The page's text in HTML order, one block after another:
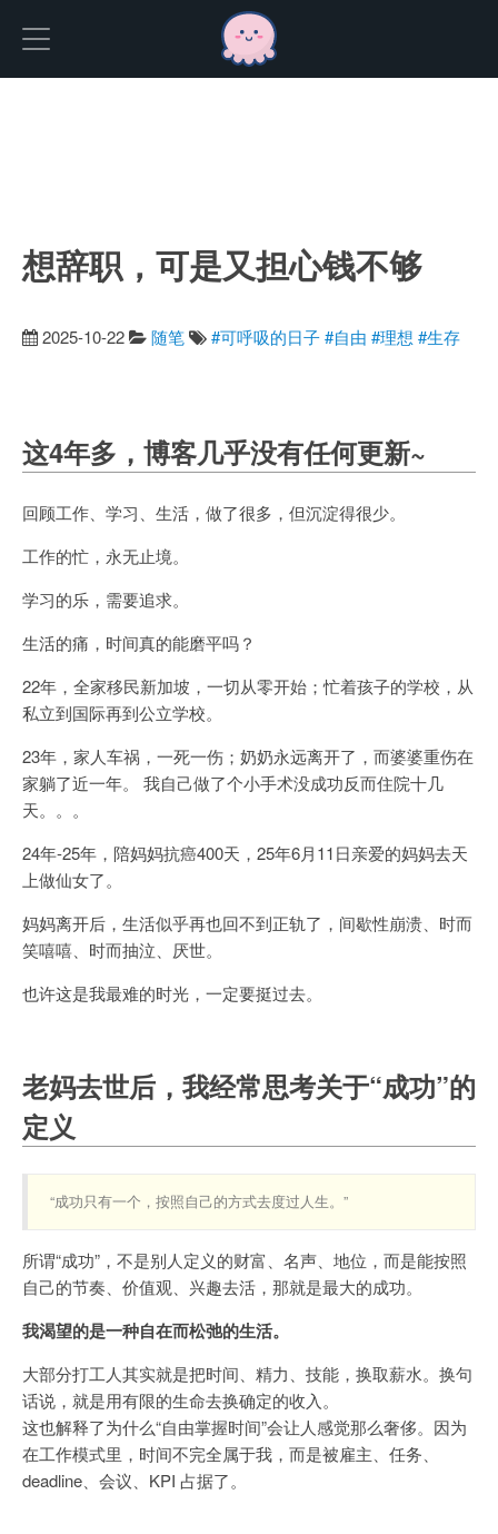
想辞职，可是又担心钱不够
2025-10-22 随笔 #可呼吸的日子#自由 #理想 #生存
这4年多，博客几乎没有任何更新~
回顾工作、学习、生活，做了很多，但沉淀得很少。
工作的忙，永无止境。
学习的乐，需要追求。
生活的痛，时间真的能磨平吗？
22年，全家移民新加坡，一切从零开始；忙着孩子的学校，从
私立到国际再到公立学校。
23年，家人车祸，一死一伤；奶奶永远离开了，而婆婆重伤在
家躺了近一年。 我自己做了个小手术没成功反而住院十几
天。。。
24年-25年，陪妈妈抗癌400天，25年6月11日亲爱的妈妈去天
上做仙女了。
妈妈离开后，生活似乎再也回不到正轨了，间歇性崩溃、时而
笑嘻嘻、时而抽泣、厌世。
也许这是我最难的时光，一定要挺过去。
老妈去世后，我经常思考关于“成功”的
定义
“成功只有一个，按照自己的方式去度过人生。”
所谓“成功”，不是别人定义的财富、名声、地位，而是能按照
自己的节奏、价值观、兴趣去活，那就是最大的成功。
我渴望的是一种自在而松弛的生活。
大部分打工人其实就是把时间、精力、技能，换取薪水。换句
话说，就是用有限的生命去换确定的收入。
这也解释了为什么“自由掌握时间”会让人感觉那么奢侈。因为
在工作模式里，时间不完全属于我，而是被雇主、任务、
deadline、会议、KPI 占据了。